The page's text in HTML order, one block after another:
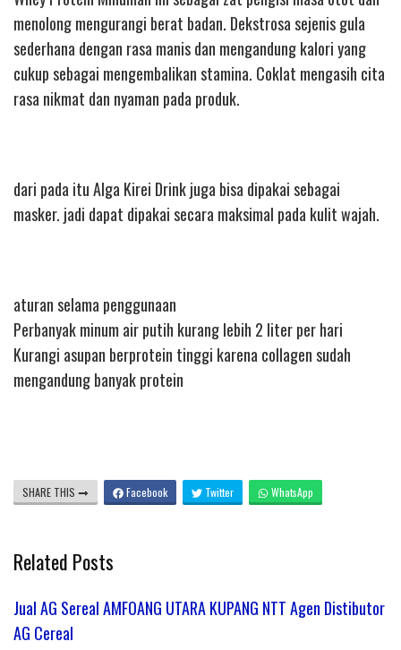
menolong mengurangi berat badan. Dekstrosa sejenis gula
sederhana dengan rasa manis dan mengandung kalori yang
cukup sebagai mengembalikan stamina. Coklat mengasih cita
rasa nikmat dan nyaman pada produk.
dari pada itu Alga Kirei Drink juga bisa dipakai sebagai
masker. jadi dapat dipakai secara maksimal pada kulit wajah.
aturan selama penggunaan
Perbanyak minum air putih kurang lebih 2 liter per hari
Kurangi asupan berprotein tinggi karena collagen sudah
mengandung banyak protein
SHARE THIS Facebook Twitter WhatsApp
Related Posts
Jual AG Sereal AMFOANG UTARA KUPANG NTT Agen Distibutor
AG Cereal